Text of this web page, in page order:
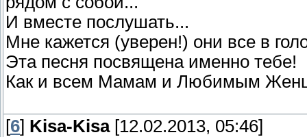
И вместе послушать...
Мне кажется (уверен!) они все в
Эта песня посвящена именно тебе!
Как и всем Мамам и Любимым
[6] Kisa-Kisa[12.02.2013, 05:46]